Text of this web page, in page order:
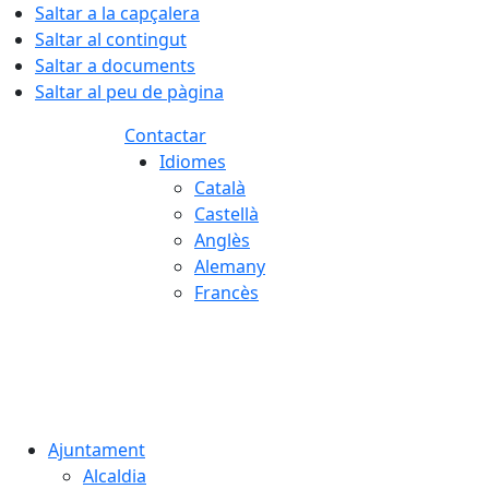
Saltar a la capçalera
Saltar al contingut
Saltar a documents
Saltar al peu de pàgina
Contactar
Idiomes
Català
Castellà
Anglès
Alemany
Francès
Ajuntament
Alcaldia